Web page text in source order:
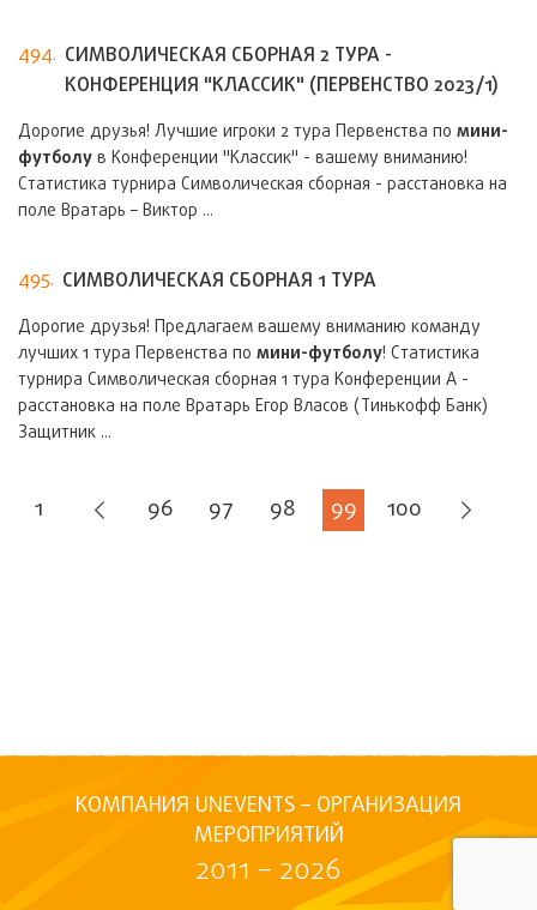
494. СИМВОЛИЧЕСКАЯ СБОРНАЯ 2 ТУРА -
КОНФЕРЕНЦИЯ "КЛАССИК" (ПЕРВЕНСТВО 2023/1)
Дорогие друзья! Лучшие игроки 2 тура Первенства по мини-
футболув Конференции "Классик" - вашему вниманию!
Статистика турнира Символическая сборная - расстановка на
поле Вратарь – Виктор ...
495. СИМВОЛИЧЕСКАЯ СБОРНАЯ 1 ТУРА
Дорогие друзья! Предлагаем вашему вниманию команду
лучших 1 тура Первенства по мини-футболу! Статистика
турнира Символическая сборная 1 тура Конференции А -
расстановка на поле Вратарь Егор Власов (Тинькофф Банк)
Защитник ...
1 96 97 98 99 100
КОМПАНИЯ UNEVENTS – ОРГАНИЗАЦИЯ
МЕРОПРИЯТИЙ
2011 – 2026